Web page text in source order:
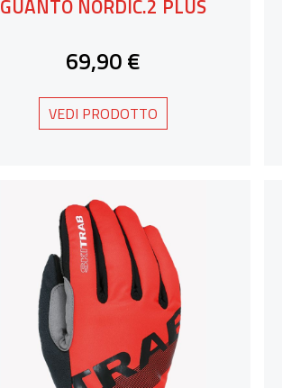
GUANTO NORDIC.2 PLUS
69,90 €
VEDI PRODOTTO